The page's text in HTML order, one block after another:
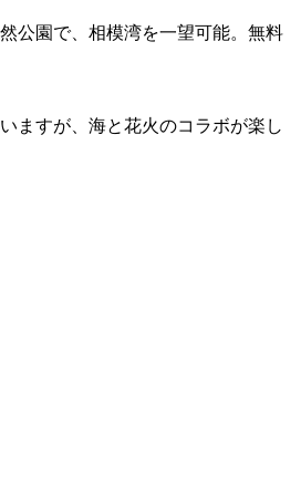
公園で、相模湾を一望可能。無料
ますが、海と花火のコラボが楽し